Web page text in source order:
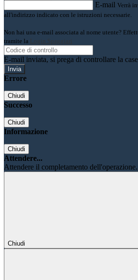
E-mail Verrà
all'indirizzo indicato con le istruzioni necessarie.
Non hai una e-mail associata al nome utente?
tramite la Login Spaggiari
E-mail inviata, si prega di controllare la
Errore
Chiudi
Successo
Chiudi
Informazione
Chiudi
Attendere...
Attendere il completamento
Chiudi